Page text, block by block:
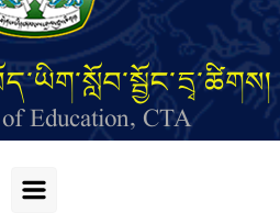
Education, CTA